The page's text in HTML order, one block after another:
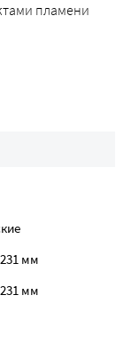
пламени
мм
мм